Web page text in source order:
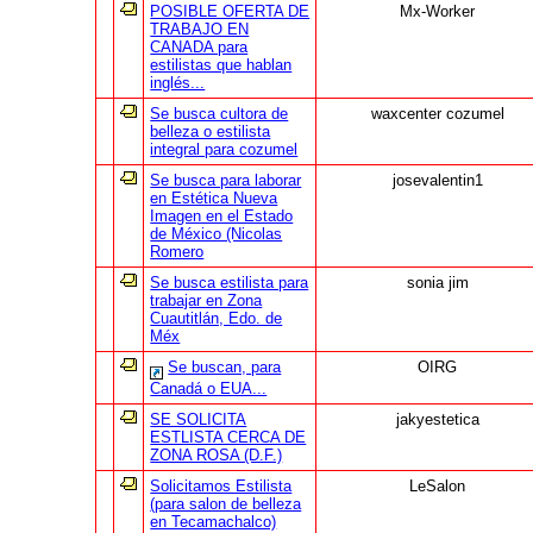
POSIBLE OFERTA DE
TRABAJO EN
CANADA para
estilistas que hablan
inglés...
Mx-Worker
Se busca cultora de
belleza o estilista
integral para cozumel
waxcenter cozumel
Se busca para laborar
en Estética Nueva
Imagen en el Estado
de México (Nicolas
Romero
josevalentin1
Se busca estilista para
trabajar en Zona
Cuautitlán, Edo. de
Méx
sonia jim
Se buscan, para
Canadá o EUA...
OIRG
SE SOLICITA
ESTLISTA CERCA DE
ZONA ROSA (D.F.)
jakyestetica
Solicitamos Estilista
(para salon de belleza
en Tecamachalco)
LeSalon